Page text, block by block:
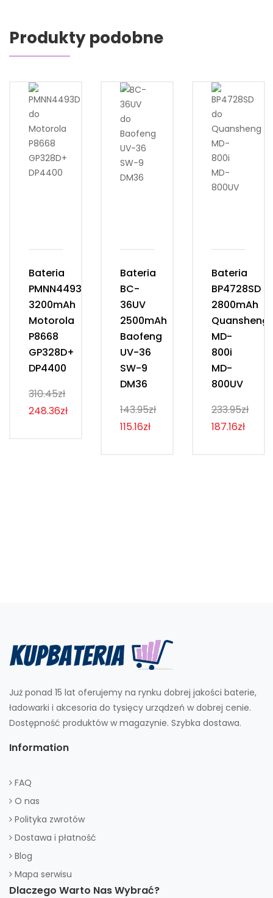
Produkty podobne
Bateria
PMNN4493D
3200mAh
Motorola
P8668
GP328D+
DP4400
310.45zł
248.36zł
Bateria
BC-
36UV
2500mAh
Baofeng
UV-36
SW-9
DM36
143.95zł
115.16zł
Bateria
BP4728SD
2800mAh
Quansheng
MD-
800i
MD-
800UV
233.95zł
187.16zł
Już ponad 15 lat oferujemy na rynku dobrej jakości baterie,
ładowarki i akcesoria do tysięcy urządzeń w dobrej cenie.
Dostępność produktów w magazynie. Szybka dostawa.
Information
FAQ
O nas
Polityka zwrotów
Dostawa i płatność
Blog
Mapa serwisu
Dlaczego Warto Nas Wybrać?